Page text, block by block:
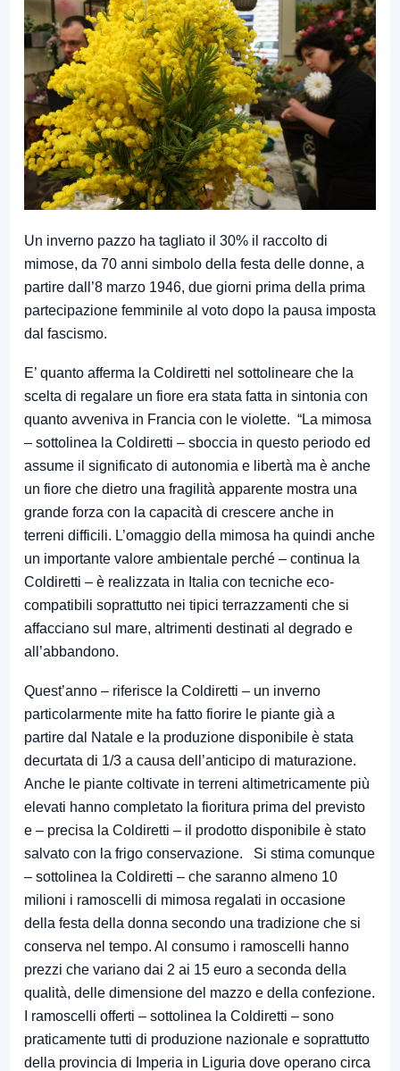
Un inverno pazzo ha tagliato il 30% il raccolto di
mimose, da 70 anni simbolo della festa delle donne, a
partire dall’8 marzo 1946, due giorni prima della prima
partecipazione femminile al voto dopo la pausa imposta
dal fascismo.
E’ quanto afferma la Coldiretti nel sottolineare che la
scelta di regalare un fiore era stata fatta in sintonia con
quanto avveniva in Francia con le violette. “La mimosa
– sottolinea la Coldiretti – sboccia in questo periodo ed
assume il significato di autonomia e libertà ma è anche
un fiore che dietro una fragilità apparente mostra una
grande forza con la capacità di crescere anche in
terreni difficili. L’omaggio della mimosa ha quindi anche
un importante valore ambientale perché – continua la
Coldiretti – è realizzata in Italia con tecniche eco-
compatibili soprattutto nei tipici terrazzamenti che si
affacciano sul mare, altrimenti destinati al degrado e
all’abbandono.
Quest’anno – riferisce la Coldiretti – un inverno
particolarmente mite ha fatto fiorire le piante già a
partire dal Natale e la produzione disponibile è stata
decurtata di 1/3 a causa dell’anticipo di maturazione.
Anche le piante coltivate in terreni altimetricamente più
elevati hanno completato la fioritura prima del previsto
e – precisa la Coldiretti – il prodotto disponibile è stato
salvato con la frigo conservazione. Si stima comunque
– sottolinea la Coldiretti – che saranno almeno 10
milioni i ramoscelli di mimosa regalati in occasione
della festa della donna secondo una tradizione che si
conserva nel tempo. Al consumo i ramoscelli hanno
prezzi che variano dai 2 ai 15 euro a seconda della
qualità, delle dimensione del mazzo e deIla confezione.
I ramoscelli offerti – sottolinea la Coldiretti – sono
praticamente tutti di produzione nazionale e soprattutto
della provincia di Imperia in Liguria dove operano circa